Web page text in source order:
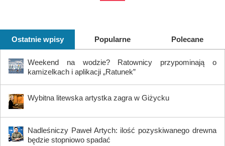
Ostatnie wpisy Popularne Polecane
Weekend na wodzie? Ratownicy przypominają o
kamizelkach i aplikacji „Ratunek”
Wybitna litewska artystka zagra w Giżycku
Nadleśniczy Paweł Artych: ilość pozyskiwanego drewna
będzie stopniowo spadać